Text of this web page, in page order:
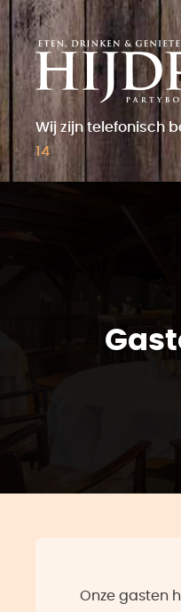
Wij zijn telefonisch
14
Onze gasten